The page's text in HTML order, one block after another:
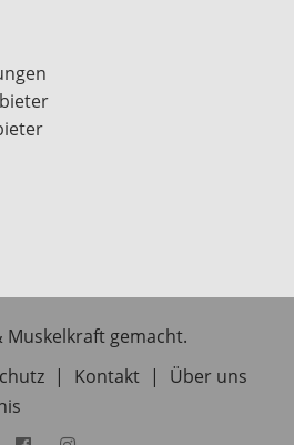
Muskelkraft gemacht.
| Kontakt |
Über uns